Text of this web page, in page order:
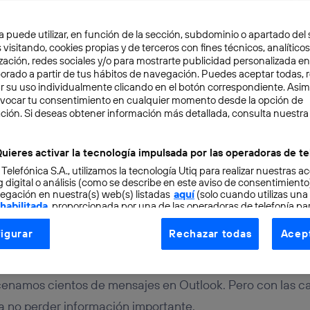
3 min
todo con las
de Outlook
cientos de mensajes en Outlook. Pero con las
no perder información importante.
puede utilizar, en función de la sección, subdominio o apartado del
visitando, cookies propias y de terceros con fines técnicos,
redes sociales y/o para mostrarte publicidad personalizada
a partir de tus hábitos de navegación. Puedes aceptar todas,
su uso individualmente clicando en el botón correspondiente.
tu consentimiento en cualquier momento desde la opción de
Si deseas obtener información más detallada, consulta nuestra
activar la tecnología impulsada por las operadoras de
S.A., utilizamos la tecnología Utiq para realizar nuestras
digital o análisis (como se describe en este aviso de
en nuestra(s) web(s) listadas aquí(solo cuando utilizas una
, proporcionada por una de las operadoras de telefonía
consentimiento en cada página web).
Utiq está diseñada con la privacidad como prioridad
dirección IP y otra información de la cuenta de cliente de
la conexión que utilizas (p. ej., número de teléfono móvil).
Rechazar todas